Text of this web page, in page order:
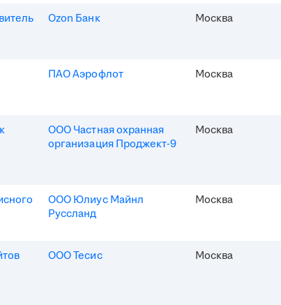
Ozon Банк Москва
ПАО Аэрофлот Москва
ООО Частная охранная
организация Проджект-9
Москва
ООО Юлиус Майнл
Руссланд
Москва
ООО Тесис Москва